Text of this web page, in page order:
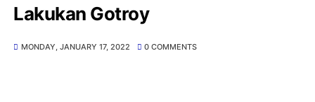
Lakukan Gotroy
MONDAY, JANUARY 17, 2022 0 COMMENTS